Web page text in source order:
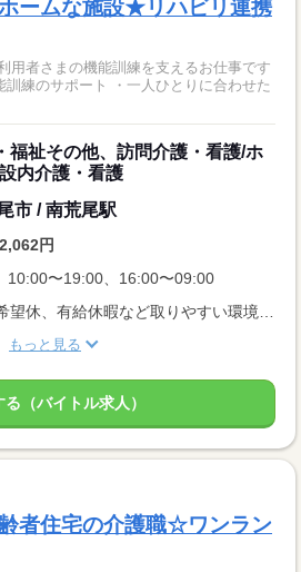
ームな施設★リハビリ連携
用者さまの機能訓練を支えるお仕事です
練のサポート ・一人ひとりに合わせた
福祉その他、訪問介護・看護/ホ
内介護・看護
市 / 南荒尾駅
円
10:00〜19:00、16:00〜09:00
≪週2日以上休み≫ 希望休、有給休暇など取りやすい環境です。 固定曜日の勤務や平日のみ勤務など、相談OK！
もっと見る
る（バイトル求人）
者住宅の介護職☆ワンラン